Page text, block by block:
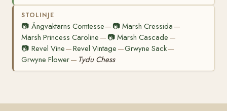
STOLINJE
📷 Ängvaktarns Comtesse— 📷Marsh Cressida —
Marsh Princess Caroline — 📷Marsh Cascade —
📷 Revel Vine—Revel Vintage —Grwyne Sack—
Grwyne Flower— Tydu Chess